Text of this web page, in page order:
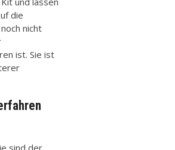
die
nicht
ist. Sie ist
sind der